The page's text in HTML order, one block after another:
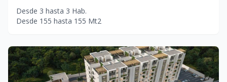
Desde 3 hasta 3 Hab.
Desde 155 hasta 155 Mt2